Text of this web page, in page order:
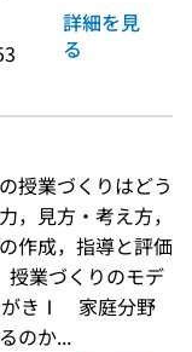
詳細を見
る
授業づくりはどう
，見方・考え方，
作成，指導と評価
授業づくりのモデ
きⅠ　家庭分野
のか...